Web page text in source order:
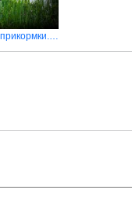
Прості снасті й трохи прикормки. Та риби наловили